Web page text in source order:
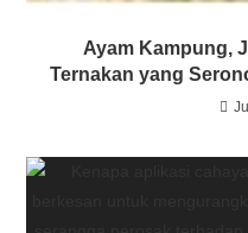
Ayam Kampung,
Ternakan yang